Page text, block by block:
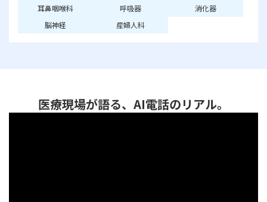
耳鼻咽喉科
呼吸器
消化器
脳神経
産婦人科
医療現場が語る、AI電話のリアル。